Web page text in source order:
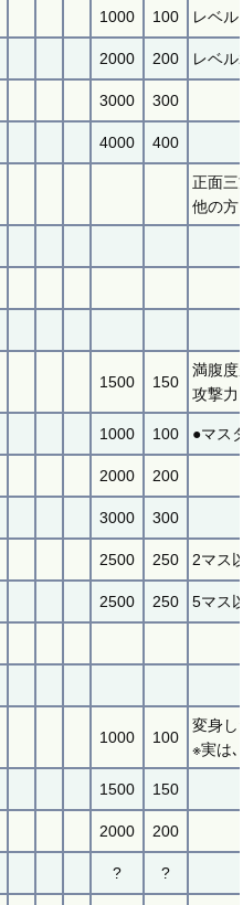
1000 100 レベル
2000 200 レベル
3000 300
4000 400
正面三
他の方
1500 150
満腹度
攻撃力
1000 100 ●マス
2000 200
3000 300
2500 250 2マス
2500 250 5マス
1000 100
変身し
※実は
1500 150
2000 200
? ?